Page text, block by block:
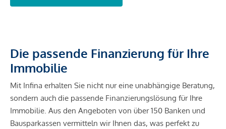
Die passende Finanzierung für Ihre
Immobilie
Mit Infina erhalten Sie nicht nur eine unabhängige Beratung,
sondern auch die passende Finanzierungslösung für Ihre
Immobilie. Aus den Angeboten von über 150 Banken und
Bausparkassen vermitteln wir Ihnen das, was perfekt zu